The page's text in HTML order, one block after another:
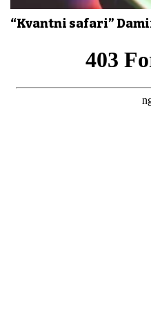
“Kvantni safari”